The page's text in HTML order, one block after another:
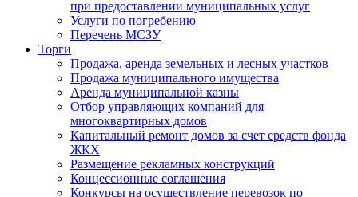
при предоставлении муниципальных услуг
Услуги по погребению
Перечень МСЗУ
Торги
Продажа, аренда земельных и лесных участков
Продажа муниципального имущества
Аренда муниципальной казны
Отбор управляющих компаний для
многоквартирных домов
Капитальный ремонт домов за счет средств фонда
ЖКХ
Размещение рекламных конструкций
Концессионные соглашения
Конкурсы на осуществление перевозок по